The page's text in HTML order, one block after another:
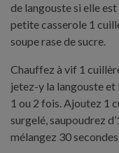
de langouste si elle
petite casserole 1
soupe rase de sucre.
Chauffez à vif 1
jetez-y la langouste et
1 ou 2 fois. Ajoutez 1
surgelé, saupoudrez
mélangez 30